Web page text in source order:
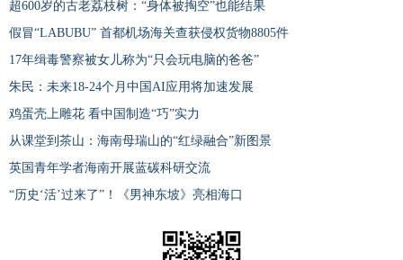
超600岁的古老荔枝树：“身体被掏空”也能结果
假冒“LABUBU” 首都机场海关查获侵权货物8805件
17年缉毒警察被女儿称为“只会玩电脑的爸爸”
朱民：未来18-24个月中国AI应用将加速发展
鸡蛋壳上雕花 看中国制造“巧”实力
从课堂到茶山：海南母瑞山的“红绿融合”新图景
英国青年学者海南开展蓝碳科研交流
“历史‘活’过来了”！《男神东坡》亮相海口